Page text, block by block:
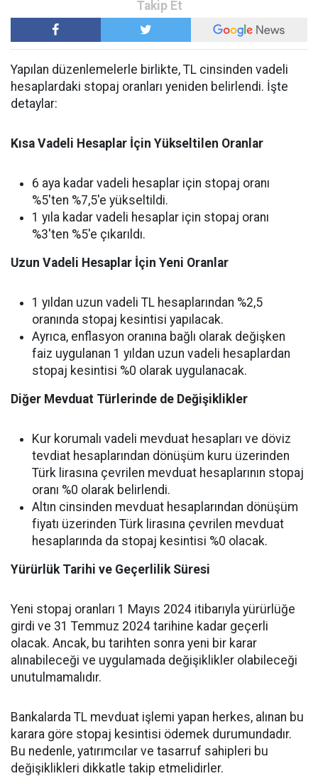
Yapılan düzenlemelerle birlikte, TL cinsinden vadeli
hesaplardaki stopaj oranları yeniden belirlendi. İşte
detaylar:
Kısa Vadeli Hesaplar İçin Yükseltilen Oranlar
6 aya kadar vadeli hesaplar için stopaj oranı
%5'ten %7,5'e yükseltildi.
1 yıla kadar vadeli hesaplar için stopaj oranı
%3'ten %5'e çıkarıldı.
Uzun Vadeli Hesaplar İçin Yeni Oranlar
1 yıldan uzun vadeli TL hesaplarından %2,5
oranında stopaj kesintisi yapılacak.
Ayrıca, enflasyon oranına bağlı olarak değişken
faiz uygulanan 1 yıldan uzun vadeli hesaplardan
stopaj kesintisi %0 olarak uygulanacak.
Diğer Mevduat Türlerinde de Değişiklikler
Kur korumalı vadeli mevduat hesapları ve döviz
tevdiat hesaplarından dönüşüm kuru üzerinden
Türk lirasına çevrilen mevduat hesaplarının stopaj
oranı %0 olarak belirlendi.
Altın cinsinden mevduat hesaplarından dönüşüm
fiyatı üzerinden Türk lirasına çevrilen mevduat
hesaplarında da stopaj kesintisi %0 olacak.
Yürürlük Tarihi ve Geçerlilik Süresi
Yeni stopaj oranları 1 Mayıs 2024 itibarıyla yürürlüğe
girdi ve 31 Temmuz 2024 tarihine kadar geçerli
olacak. Ancak, bu tarihten sonra yeni bir karar
alınabileceği ve uygulamada değişiklikler olabileceği
unutulmamalıdır.
Bankalarda TL mevduat işlemi yapan herkes, alınan bu
karara göre stopaj kesintisi ödemek durumundadır.
Bu nedenle, yatırımcılar ve tasarruf sahipleri bu
değişiklikleri dikkatle takip etmelidirler.